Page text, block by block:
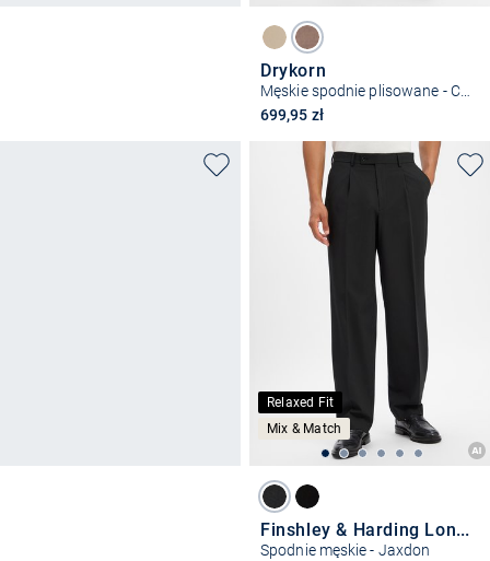
Drykorn
Męskie spodnie plisowane - Chasy
699,95 zł
Relaxed Fit
Mix & Match
Finshley & Harding London
Spodnie męskie - Jaxdon